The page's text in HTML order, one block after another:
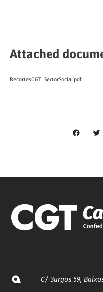
Attached
RecortesCGT_SectorSocial.pdf
C/ Burgos 59,